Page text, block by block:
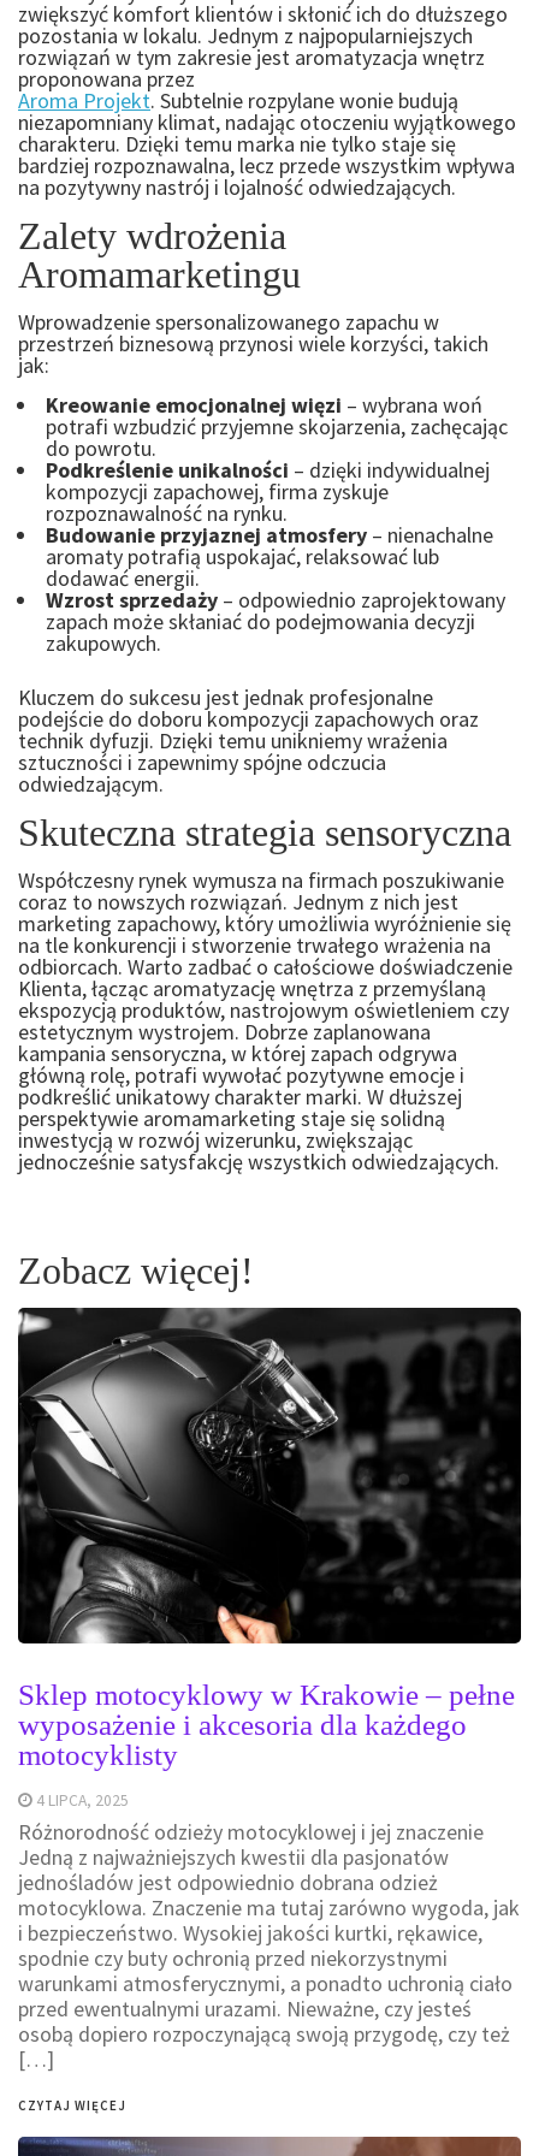
zwiększyć komfort klientów i skłonić ich do dłuższego
pozostania w lokalu. Jednym z najpopularniejszych
rozwiązań w tym zakresie jest aromatyzacja wnętrz
proponowana przez
Aroma Projekt. Subtelnie rozpylane wonie budują
niezapomniany klimat, nadając otoczeniu wyjątkowego
charakteru. Dzięki temu marka nie tylko staje się
bardziej rozpoznawalna, lecz przede wszystkim wpływa
na pozytywny nastrój i lojalność odwiedzających.
Zalety wdrożenia
Aromamarketingu
Wprowadzenie spersonalizowanego zapachu w
przestrzeń biznesową przynosi wiele korzyści, takich
jak:
Kreowanie emocjonalnej więzi – wybrana woń
potrafi wzbudzić przyjemne skojarzenia, zachęcając
do powrotu.
Podkreślenie unikalności – dzięki indywidualnej
kompozycji zapachowej, firma zyskuje
rozpoznawalność na rynku.
Budowanie przyjaznej atmosfery – nienachalne
aromaty potrafią uspokajać, relaksować lub
dodawać energii.
Wzrost sprzedaży – odpowiednio zaprojektowany
zapach może skłaniać do podejmowania decyzji
zakupowych.
Kluczem do sukcesu jest jednak profesjonalne
podejście do doboru kompozycji zapachowych oraz
technik dyfuzji. Dzięki temu unikniemy wrażenia
sztuczności i zapewnimy spójne odczucia
odwiedzającym.
Skuteczna strategia sensoryczna
Współczesny rynek wymusza na firmach poszukiwanie
coraz to nowszych rozwiązań. Jednym z nich jest
marketing zapachowy, który umożliwia wyróżnienie się
na tle konkurencji i stworzenie trwałego wrażenia na
odbiorcach. Warto zadbać o całościowe doświadczenie
Klienta, łącząc aromatyzację wnętrza z przemyślaną
ekspozycją produktów, nastrojowym oświetleniem czy
estetycznym wystrojem. Dobrze zaplanowana
kampania sensoryczna, w której zapach odgrywa
główną rolę, potrafi wywołać pozytywne emocje i
podkreślić unikatowy charakter marki. W dłuższej
perspektywie aromamarketing staje się solidną
inwestycją w rozwój wizerunku, zwiększając
jednocześnie satysfakcję wszystkich odwiedzających.
Zobacz więcej!
Sklep motocyklowy w Krakowie – pełne
wyposażenie i akcesoria dla każdego
motocyklisty
4 LIPCA, 2025
Różnorodność odzieży motocyklowej i jej znaczenie
Jedną z najważniejszych kwestii dla pasjonatów
jednośladów jest odpowiednio dobrana odzież
motocyklowa. Znaczenie ma tutaj zarówno wygoda, jak
i bezpieczeństwo. Wysokiej jakości kurtki, rękawice,
spodnie czy buty ochronią przed niekorzystnymi
warunkami atmosferycznymi, a ponadto uchronią ciało
przed ewentualnymi urazami. Nieważne, czy jesteś
osobą dopiero rozpoczynającą swoją przygodę, czy też
[…]
CZYTAJ WIĘCEJ